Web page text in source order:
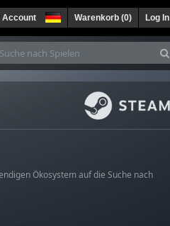
Account Warenkorb (0) Log In
Ökosystem auf die Suche nach